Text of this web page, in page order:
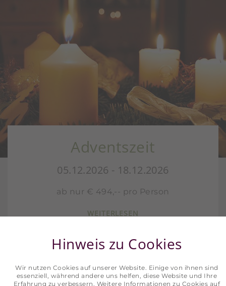
Adventszeit
05.12.2026 - 18.12.2026
ab nur € 494,-- pro Person
WEITERLESEN
Hinweis zu Cookies
Wir nutzen Cookies auf unserer Website. Einige von ihnen sind
essenziell, während andere uns helfen, diese Website und Ihre
Erfahrung zu verbessern. Weitere Informationen zu Cookies auf